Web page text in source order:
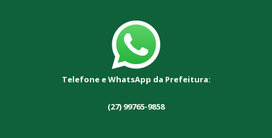
Telefone e WhatsApp da Prefeitura:
(27) 99765-9858